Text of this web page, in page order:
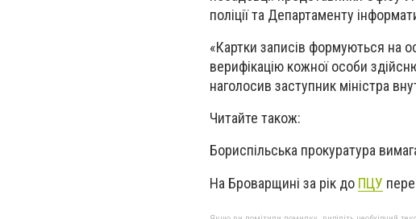
поліції та Департаменту
«Картки записів формуються на
верифікацію кожної особи
наголосив заступник міністра
Читайте також:
Бориспільська прокуратура
На Броварщині за рік до ПЦУ